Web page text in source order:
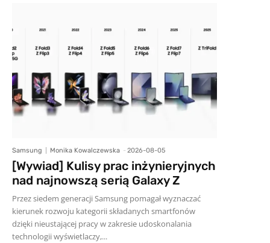
Samsung Monika Kowalczewska - 2026-08-05
[Wywiad] Kulisy prac inżynieryjnych
nad najnowszą serią Galaxy Z
Przez siedem generacji Samsung pomagał wyznaczać
kierunek rozwoju kategorii składanych smartfonów
dzięki nieustającej pracy w zakresie udoskonalania
technologii wyświetlaczy,...